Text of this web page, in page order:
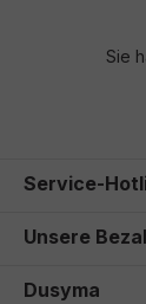
Sie
Service-
Unsere
Dusyma